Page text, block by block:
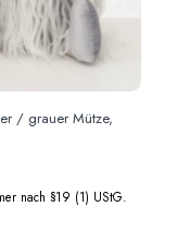
/ grauer Mütze,
nach §19 (1) UStG.